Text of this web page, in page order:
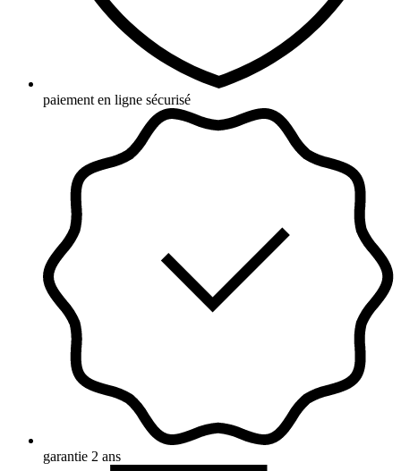
paiement en ligne sécurisé
garantie 2 ans